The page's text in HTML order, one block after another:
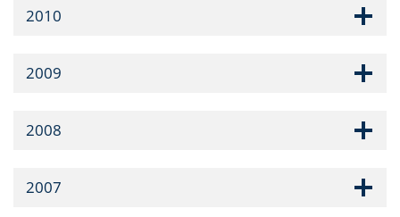
2010
2009
2008
2007